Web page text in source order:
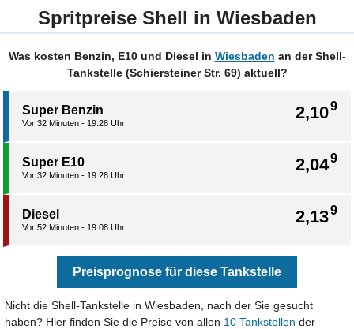
Spritpreise Shell in Wiesbaden
Was kosten Benzin, E10 und Diesel in Wiesbaden an der Shell-
Tankstelle (Schiersteiner Str. 69) aktuell?
2,109
Super Benzin
Vor 32 Minuten - 19:28 Uhr
2,049
Super E10
Vor 32 Minuten - 19:28 Uhr
2,139
Diesel
Vor 52 Minuten - 19:08 Uhr
Preisprognose für diese Tankstelle
Nicht die Shell-Tankstelle in Wiesbaden, nach der Sie gesucht
haben? Hier finden Sie die Preise von allen 10 Tankstellen der